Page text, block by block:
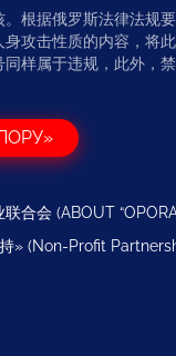
根据俄罗斯法律法规
攻击性质的内容，将
同样属于违规，此外，
合会 (ABOUT
» (Non-Profit